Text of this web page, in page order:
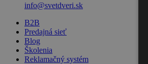
info@svetdveri.sk
B2B
Predajná sieť
Blog
Školenia
Reklamačný systém